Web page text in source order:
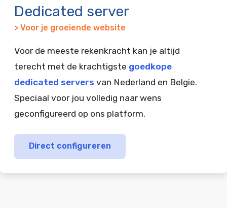
Dedicated server
> Voor je groeiende website
Voor de meeste rekenkracht kan je altijd
terecht met de krachtigste goedkope
dedicated servers van Nederland en Belgie.
Speciaal voor jou volledig naar wens
geconfigureerd op ons platform.
Direct configureren